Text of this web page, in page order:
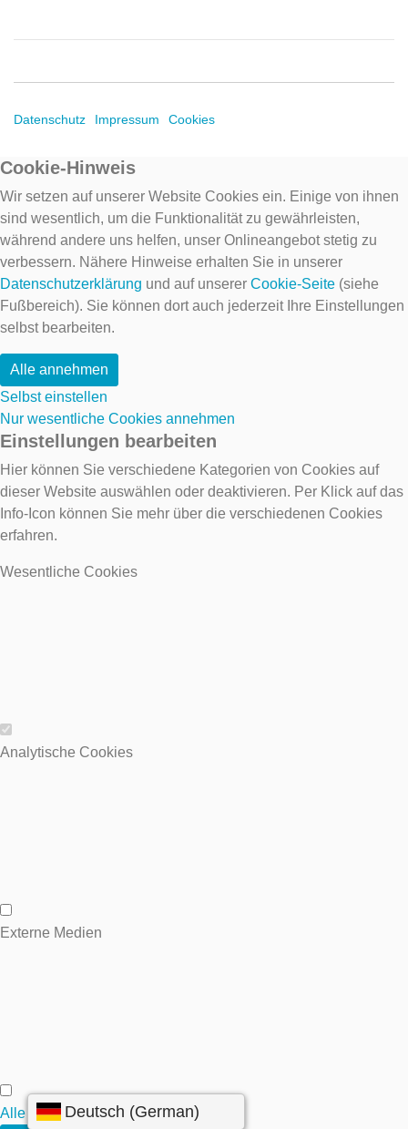
Datenschutz Impressum Cookies
Cookie-Hinweis
Wir setzen auf unserer Website Cookies ein. Einige von ihnen
sind wesentlich, um die Funktionalität zu gewährleisten,
während andere uns helfen, unser Onlineangebot stetig zu
verbessern. Nähere Hinweise erhalten Sie in unserer
Datenschutzerklärung und auf unserer Cookie-Seite (siehe
Fußbereich). Sie können dort auch jederzeit Ihre Einstellungen
selbst bearbeiten.
Alle annehmen
Selbst einstellen
Nur wesentliche Cookies annehmen
Einstellungen bearbeiten
Hier können Sie verschiedene Kategorien von Cookies auf
dieser Website auswählen oder deaktivieren. Per Klick auf das
Info-Icon können Sie mehr über die verschiedenen Cookies
erfahren.
Wesentliche Cookies
Wesentliche Cookies
Analytische Cookies
Analytische Cookies
Externe Medien
Externe Medien
Alle annehmen